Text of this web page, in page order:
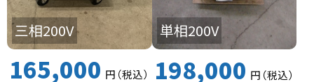
三相200V
165,000 円（税込）
単相200V
198,000 円（税込）